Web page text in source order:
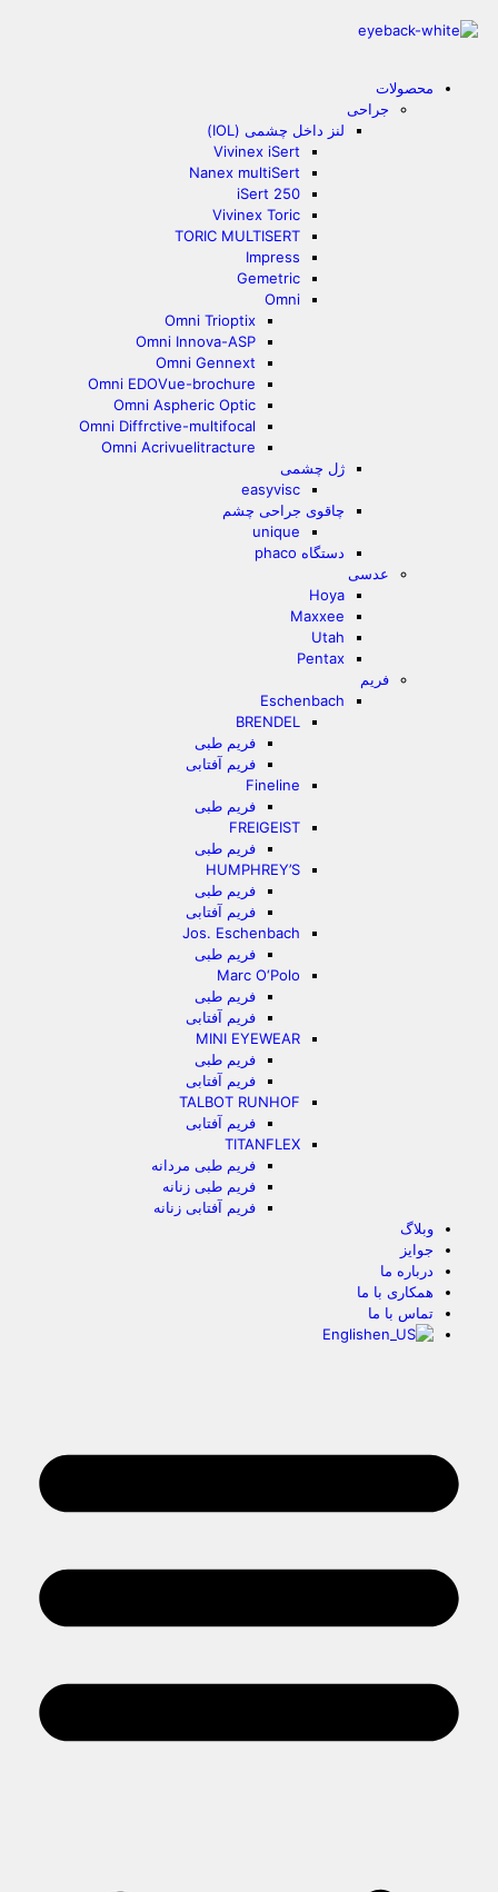
محصولات
جراحی
لنز داخل چشمی (IOL)
Vivinex iSert
Nanex multiSert
iSert 250
Vivinex Toric
TORIC MULTISERT
Impress
Gemetric
Omni
Omni Trioptix
Omni Innova-ASP
Omni Gennext
Omni EDOVue-brochure
Omni Aspheric Optic
Omni Diffrctive-multifocal
Omni Acrivuelitracture
ژل چشمی
easyvisc
چاقوی جراحی چشم
unique
دستگاه phaco
عدسی
Hoya
Maxxee
Utah
Pentax
فریم
Eschenbach
BRENDEL
فریم طبی
فریم آفتابی
Fineline
فریم طبی
FREIGEIST
فریم طبی
HUMPHREY’S
فریم طبی
فریم آفتابی
Jos. Eschenbach
فریم طبی
Marc O‘Polo
فریم طبی
فریم آفتابی
MINI EYEWEAR
فریم طبی
فریم آفتابی
TALBOT RUNHOF
فریم آفتابی
TITANFLEX
فریم طبی مردانه
فریم طبی زنانه
فریم آفتابی زنانه
وبلاگ
جوایز
درباره ما
همکاری با ما
تماس با ما
English